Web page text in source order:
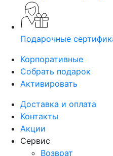
Подарочные
Корпоративные
Собрать подарок
Активировать
Доставка и оплата
Контакты
Акции
Сервис
Возврат